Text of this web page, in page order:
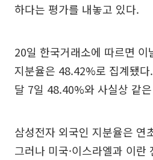
하다는 평가를 내놓고 있다.
20일 한국거래소에 따르면 이
지분율은 48.42%로 집계됐
달 7일 48.40%와 사실상 같
삼성전자 외국인 지분율은 연
그러나 미국·이스라엘과 이란